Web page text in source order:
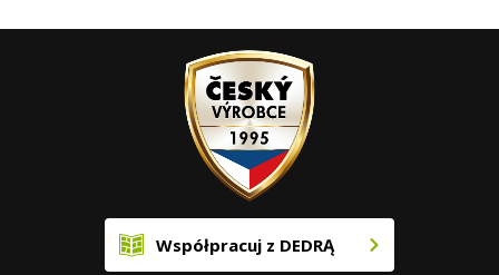
Współpracuj z DEDRĄ